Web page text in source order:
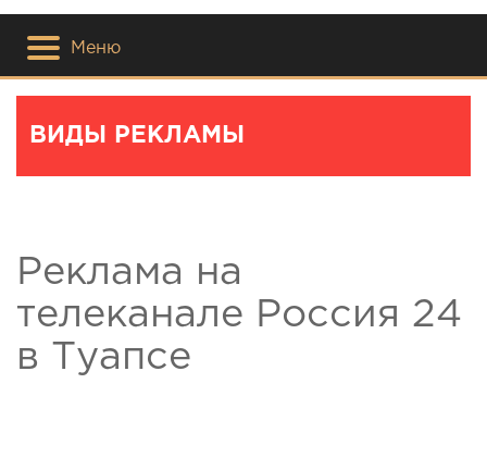
Меню
ВИДЫ РЕКЛАМЫ
Реклама на
телеканале Россия 24
в Туапсе